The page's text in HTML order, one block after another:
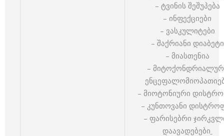
– ტვინის შეშუპება
– ინფექციები
– ვასკულიტები
– შაქრიანი დიაბეტი
– მიასთენია
–
– მიოტონიური
– კუნთოვანი
– ფარისებრი
დაავადებები